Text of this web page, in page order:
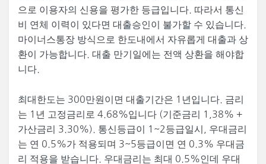
으로 이용자의 신용을 평가한 등급입니다. 따라서 통신
비 연체 이력이 있다면 대출승인이 불가할 수 있습니다.
마이너스통장 방식으로 한도내에서 자유롭게 대출과 상
환이 가능합니다. 대출 만기일에는 전액 상환을 해야합
니다.
최대한도는 300만원이면 대출기간은 1년입니다. 금리
는 1년 고정금리로 4.68%입니다 (기준금리 1,38% +
가산금리 3.30%). 통신등급이 1~2등급일시, 우대금리
는 연 0.5%가 적용되며 3~5등급이면 연 0.3% 우대금
리 적용을 받습니다. 우대금리는 최대 0.5%인데 우대